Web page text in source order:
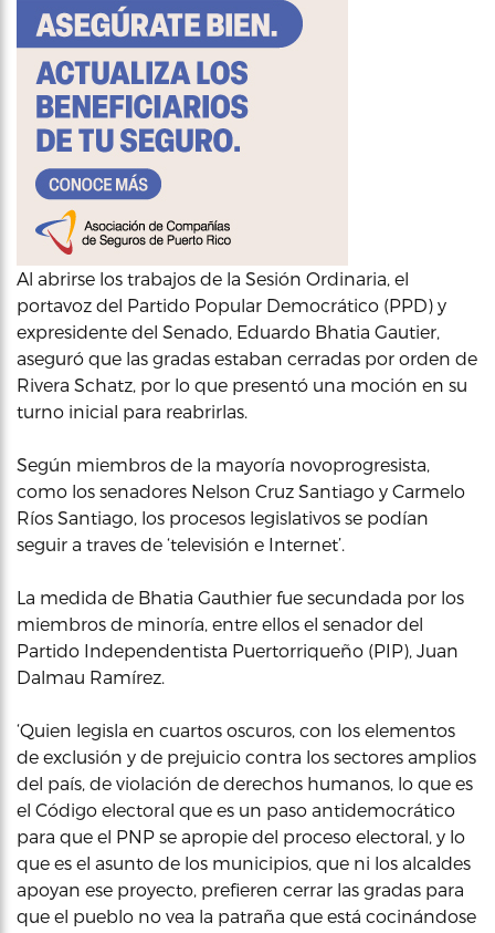
Al abrirse los trabajos de la Sesión Ordinaria, el
portavoz del Partido Popular Democrático (PPD) y
expresidente del Senado, Eduardo Bhatia Gautier,
aseguró que las gradas estaban cerradas por orden de
Rivera Schatz, por lo que presentó una moción en su
turno inicial para reabrirlas.
Según miembros de la mayoría novoprogresista,
como los senadores Nelson Cruz Santiago y Carmelo
Ríos Santiago, los procesos legislativos se podían
seguir a traves de ‘televisión e Internet’.
La medida de Bhatia Gauthier fue secundada por los
miembros de minoría, entre ellos el senador del
Partido Independentista Puertorriqueño (PIP), Juan
Dalmau Ramírez.
‘Quien legisla en cuartos oscuros, con los elementos
de exclusión y de prejuicio contra los sectores amplios
del país, de violación de derechos humanos, lo que es
el Código electoral que es un paso antidemocrático
para que el PNP se apropie del proceso electoral, y lo
que es el asunto de los municipios, que ni los alcaldes
apoyan ese proyecto, prefieren cerrar las gradas para
que el pueblo no vea la patraña que está cocinándose